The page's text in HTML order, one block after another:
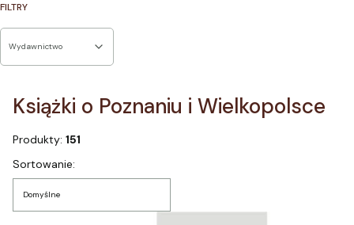
FILTRY
Wydawnictwo
Książki o Poznaniu i Wielkopolsce
Produkty: 151
Lista produktów
Sortowanie:
Domyślne